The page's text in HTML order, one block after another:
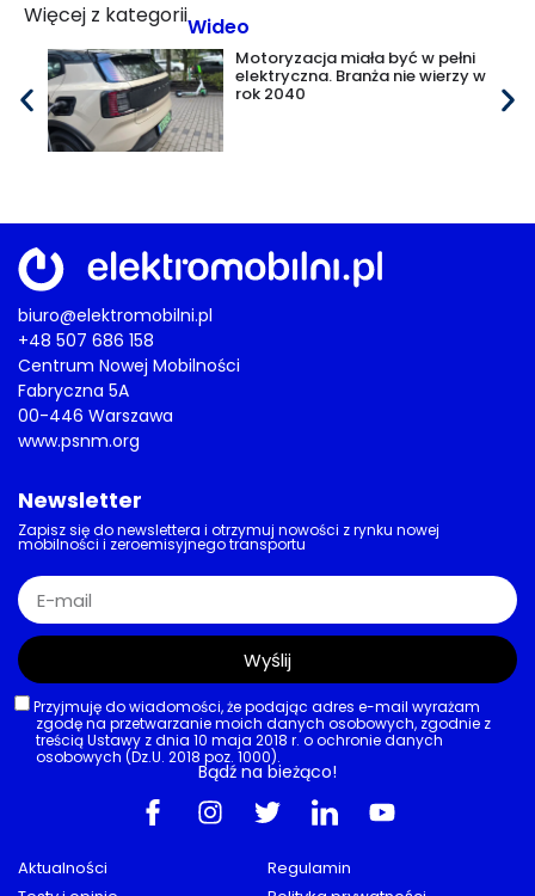
Więcej z kategoriiWideo
Motoryzacja miała być w pełni
elektryczna. Branża nie wierzy w
rok 2040
biuro@elektromobilni.pl
+48 507 686 158
Centrum Nowej Mobilności
Fabryczna 5A
00-446 Warszawa
www.psnm.org
Aktualności
Regulamin
Newsletter
Zapisz się do newslettera i otrzymuj nowości z rynku nowej
mobilności i zeroemisyjnego transportu
Przyjmuję do wiadomości, że podając adres e-mail wyrażam
zgodę na przetwarzanie moich danych osobowych, zgodnie z
treścią Ustawy z dnia 10 maja 2018 r. o ochronie danych
osobowych (Dz.U. 2018 poz. 1000).
Wyślij
Bądź na bieżąco!